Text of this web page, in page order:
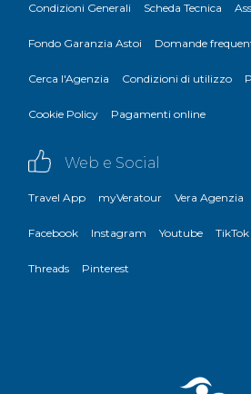
Condizioni Generali Scheda Tecnica
Fondo Garanzia Astoi Domande
Cerca l'Agenzia Condizioni di utilizzo
Cookie Policy Pagamenti online
Web e Social
Travel App myVeratour Vera Agenzia
Facebook Instagram Youtube TikTok
Threads Pinterest